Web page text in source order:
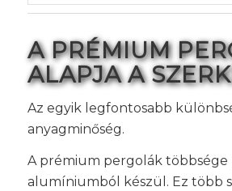
A PRÉMIUM
ALAPJA A
Az egyik legfontosabb
anyagminőség.
A prémium pergolák
alumíniumból készül. Ez több